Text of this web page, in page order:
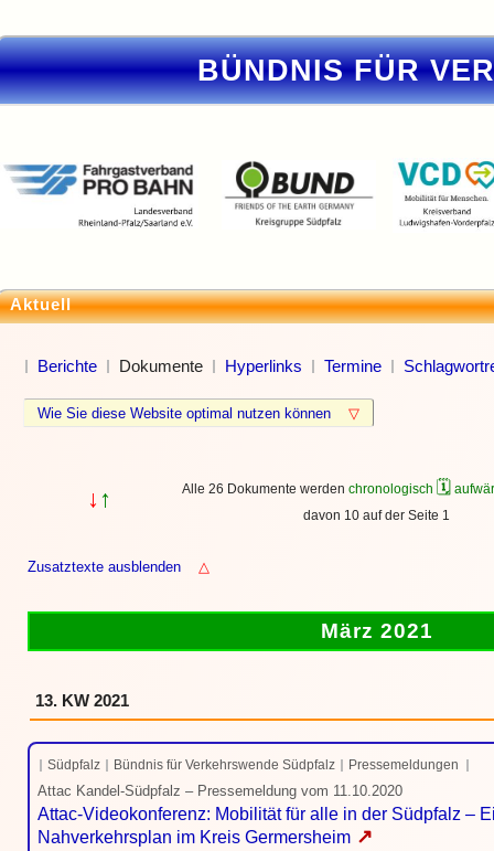
BÜNDNIS FÜR
Aktuell
Berichte Dokumente Hyperlinks Termine
Wie Sie diese Website optimal nutzen können ▽
↓ ↑ Alle 26 Dokumente werden chronologisch 🗓
davon 10 auf der Seite 1
Zusatztexte ausblenden △
März 2021
13. KW 2021
Südpfalz Bündnis für Verkehrswende Südpfalz Pressemeldungen
Attac Kandel-Südpfalz – Pressemeldung vom 11.10.2020
Attac-Videokonferenz: Mobilität für alle in der Südpfalz –
Nahverkehrsplan im Kreis Germersheim ↗